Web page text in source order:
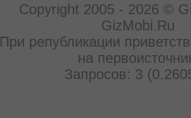
Copyright 2005 - 2026 ©
GizMobi.Ru
При републикации
на
Запросов: 3